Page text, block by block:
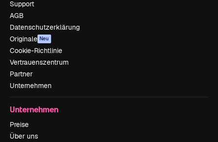
Support
AGB
Datenschutzerklärung
Originale Neu
Cookie-Richtlinie
Vertrauenszentrum
Partner
Unternehmen
Unternehmen
Preise
Über uns